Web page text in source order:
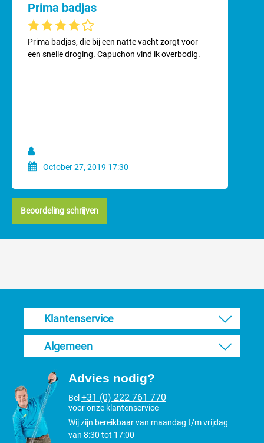
Extra Small voor hondjes met ruglengte van ongeveer 30 cm.
Prima badjas
Gemiddelde waardering van 4 van 5 sterren
Prima badjas, die bij een natte vacht zorgt voor
een snelle droging. Capuchon vind ik overbodig.
October 27, 2019 17:30
Beoordeling schrijven
Klantenservice
Algemeen
Advies nodig?
Bel +31 (0) 222 761 770
voor onze klantenservice
Wij zijn bereikbaar van maandag t/m vrijdag
van 8:30 tot 17:00